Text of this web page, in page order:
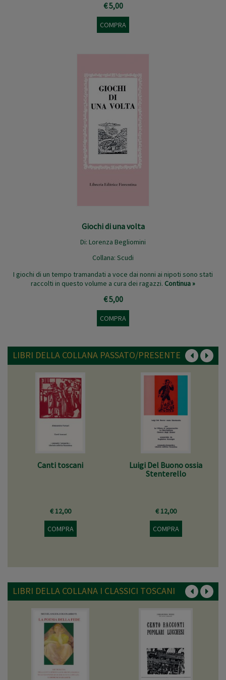
€ 5,00
COMPRA
Giochi di una volta
Di: Lorenza Begliomini
Collana: Scudi
I giochi di un tempo tramandati a voce dai nonni ai nipoti sono stati
raccolti in questo volume a cura dei ragazzi. Continua »
€ 5,00
COMPRA
LIBRI DELLA COLLANA PASSATO/PRESENTE
Canti toscani
€ 12,00
COMPRA
Luigi Del Buono ossia
Stenterello
€ 12,00
COMPRA
LIBRI DELLA COLLANA I CLASSICI TOSCANI